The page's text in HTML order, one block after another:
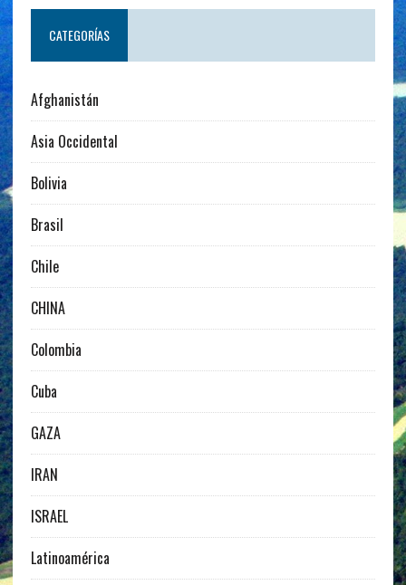
CATEGORÍAS
Afghanistán
Asia Occidental
Bolivia
Brasil
Chile
CHINA
Colombia
Cuba
GAZA
IRAN
ISRAEL
Latinoamérica